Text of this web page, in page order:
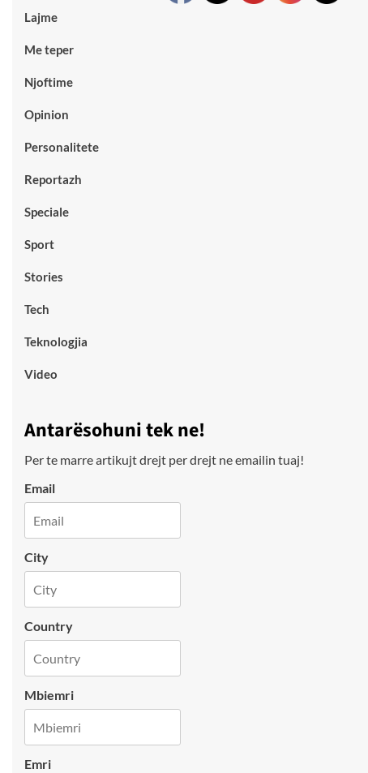
Lajme
Me teper
Njoftime
Opinion
Personalitete
Reportazh
Speciale
Sport
Stories
Tech
Teknologjia
Video
Antarësohuni tek ne!
Per te marre artikujt drejt per drejt ne emailin tuaj!
Email
City
Country
Mbiemri
Emri